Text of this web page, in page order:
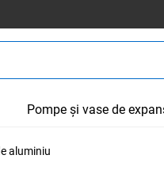
Pompe și vase de
aluminiu